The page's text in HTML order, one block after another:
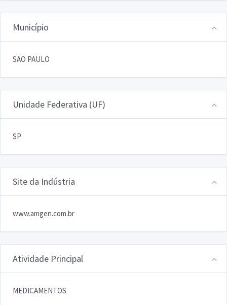
Município
SAO PAULO
Unidade Federativa (UF)
SP
Site da Indústria
www.amgen.com.br
Atividade Principal
MEDICAMENTOS